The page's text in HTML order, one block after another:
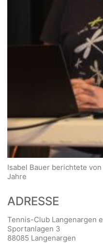
Isabel Bauer berichtete
Jahre
ADRESSE
Tennis-Club Langenargen
Sportanlagen 3
88085 Langenargen